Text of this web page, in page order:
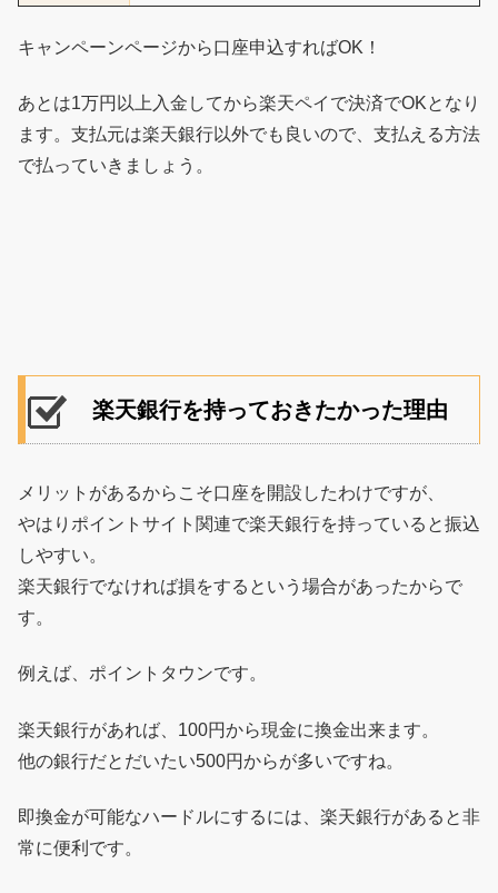
キャンペーンページから口座申込すればOK！
あとは1万円以上入金してから楽天ペイで決済でOKとなり
ます。支払元は楽天銀行以外でも良いので、支払える方法
で払っていきましょう。
楽天銀行を持っておきたかった理由
メリットがあるからこそ口座を開設したわけですが、
やはりポイントサイト関連で楽天銀行を持っていると振込
しやすい。
楽天銀行でなければ損をするという場合があったからで
す。
例えば、ポイントタウンです。
楽天銀行があれば、100円から現金に換金出来ます。
他の銀行だとだいたい500円からが多いですね。
即換金が可能なハードルにするには、楽天銀行があると非
常に便利です。